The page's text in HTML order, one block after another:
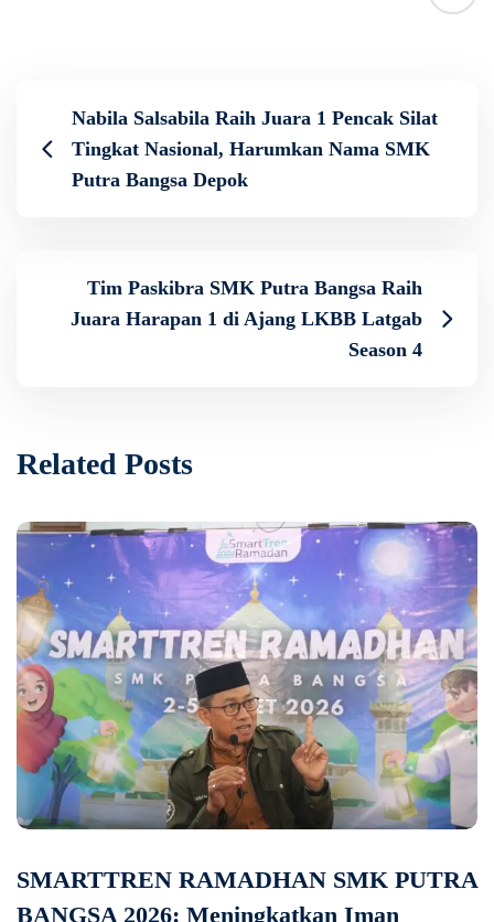
Nabila Salsabila Raih Juara 1 Pencak Silat
Tingkat Nasional, Harumkan Nama SMK
Putra Bangsa Depok
Tim Paskibra SMK Putra Bangsa Raih
Juara Harapan 1 di Ajang LKBB Latgab
Season 4
Related Posts
SMARTTREN RAMADHAN SMK PUTRA
BANGSA 2026: Meningkatkan Iman